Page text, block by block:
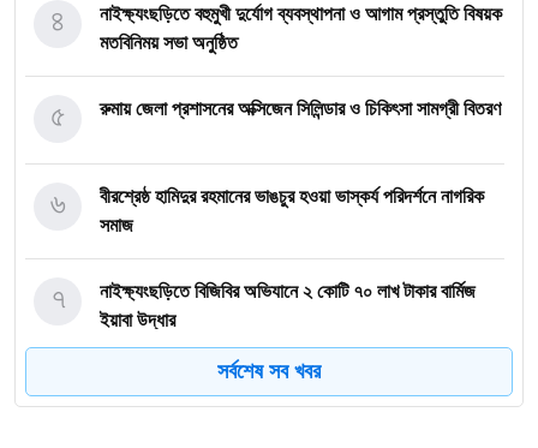
নাইক্ষ্যংছড়িতে বহুমুখী দুর্যোগ ব্যবস্থাপনা ও আগাম প্রস্তুতি বিষয়ক
মতবিনিময় সভা অনুষ্ঠিত
৪
রুমায় জেলা প্রশাসনের অক্সিজেন সিলিন্ডার ও চিকিৎসা সামগ্রী বিতরণ
৫
বীরশ্রেষ্ঠ হামিদুর রহমানের ভাঙচুর হওয়া ভাস্কর্য পরিদর্শনে নাগরিক
সমাজ
৬
নাইক্ষ্যংছড়িতে বিজিবির অভিযানে ২ কোটি ৭০ লাখ টাকার বার্মিজ
ইয়াবা উদ্ধার
৭
৮
সর্বশেষ সব খবর